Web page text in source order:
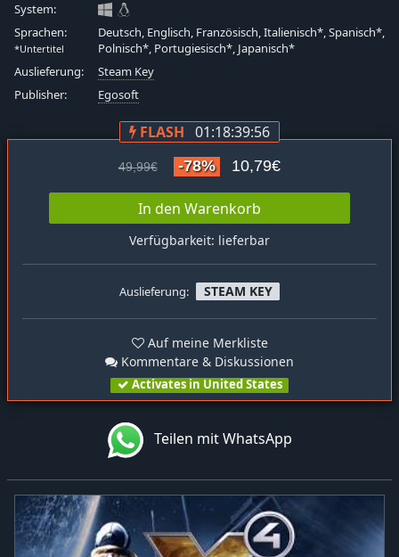
System:
Sprachen:
*Untertitel
Deutsch, Englisch, Französisch, Italienisch*, Spanisch*,
Polnisch*, Portugiesisch*, Japanisch*
Auslieferung:
Steam Key
Publisher:
Egosoft
FLASH 01:18:39:56
49,99€ -78% 10,79€
In den Warenkorb
Verfügbarkeit: lieferbar
Auslieferung: STEAM KEY
Auf meine Merkliste
Kommentare & Diskussionen
Activates in United States
Teilen mit WhatsApp